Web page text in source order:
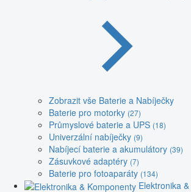
Zobrazit vše Baterie a Nabíječky
Baterie pro motorky (27)
Průmyslové baterie a UPS (18)
Univerzální nabíječky (9)
Nabíjecí baterie a akumulátory (39)
Zásuvkové adaptéry (7)
Baterie pro fotoaparáty (134)
Elektronika